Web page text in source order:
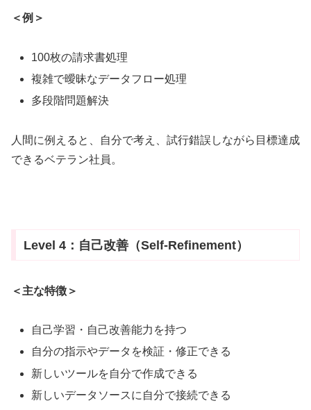
＜例＞
100枚の請求書処理
複雑で曖昧なデータフロー処理
多段階問題解決
人間に例えると、自分で考え、試行錯誤しながら目標達成
できるベテラン社員。
Level 4：自己改善（Self-Refinement）
＜主な特徴＞
自己学習・自己改善能力を持つ
自分の指示やデータを検証・修正できる
新しいツールを自分で作成できる
新しいデータソースに自分で接続できる